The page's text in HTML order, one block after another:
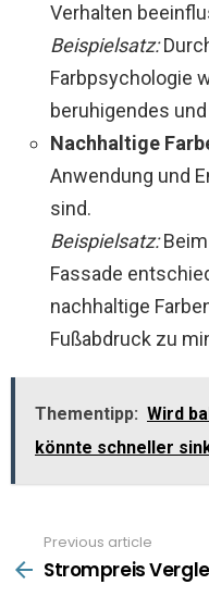
Verhalten
Beispielsatz:
Farbpsychologie
beruhigendes
Nachhaltige
Anwendung und
sind.
Beispielsatz:Beim
Fassade
nachhaltige
Fußabdruck zu
Thementipp: Wird
könnte schneller
more
Previous article
Strompreis